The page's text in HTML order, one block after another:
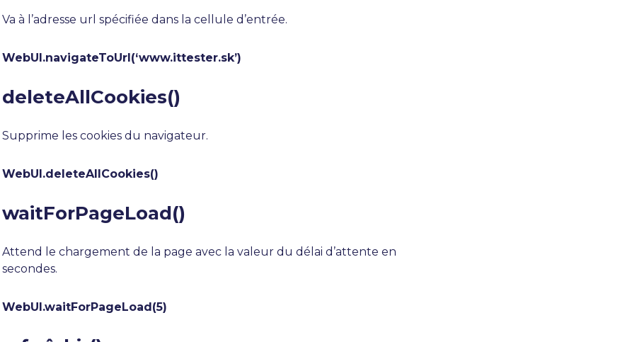
Va à l’adresse url spécifiée dans la cellule d’entrée.
WebUI.navigateToUrl(‘www.ittester.sk’)
deleteAllCookies()
Supprime les cookies du navigateur.
WebUI.deleteAllCookies()
waitForPageLoad()
Attend le chargement de la page avec la valeur du délai d’attente en
secondes.
WebUI.waitForPageLoad(5)